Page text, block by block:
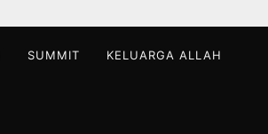
SUMMIT KELUARGA ALLAH